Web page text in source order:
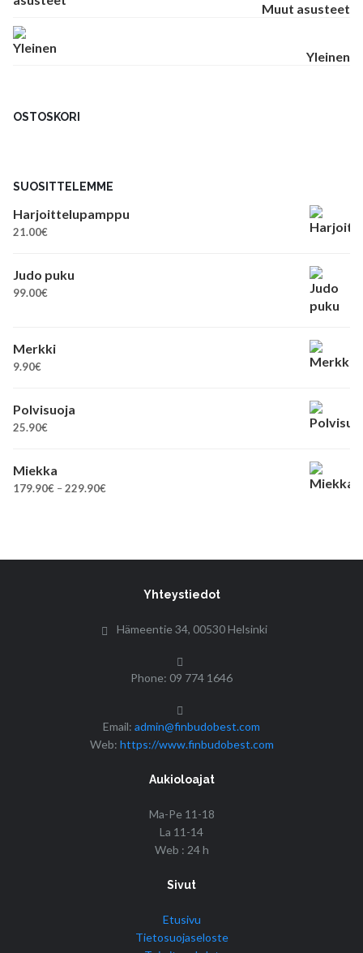
Muut asusteet
Yleinen
OSTOSKORI
SUOSITTELEMME
Harjoittelupamppu
21.00€
Judo puku
99.00€
Merkki
9.90€
Polvisuoja
25.90€
Miekka
179.90€ –229.90€Hintaluokka:
Yhteystiedot
Hämeentie 34, 00530 Helsinki
Phone: 09 774 1646
Email: admin@finbudobest.com
Web: https://www.finbudobest.com
Aukioloajat
Ma-Pe 11-18
La 11-14
Web : 24 h
Sivut
Etusivu
Tietosuojaseloste